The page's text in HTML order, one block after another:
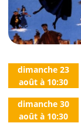
dimanche 23
aoûtà 10:30
dimanche 30
aoûtà 10:30